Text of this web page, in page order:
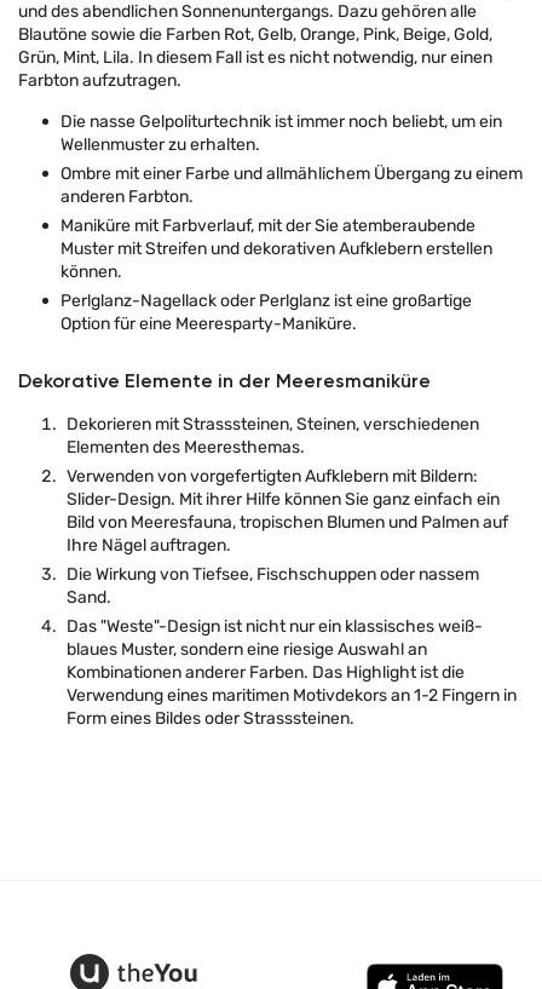
und des abendlichen Sonnenuntergangs. Dazu gehören alle
Blautöne sowie die Farben Rot, Gelb, Orange, Pink, Beige, Gold,
Grün, Mint, Lila. In diesem Fall ist es nicht notwendig, nur einen
Farbton aufzutragen.
Die nasse Gelpoliturtechnik ist immer noch beliebt, um ein
Wellenmuster zu erhalten.
Ombre mit einer Farbe und allmählichem Übergang zu einem
anderen Farbton.
Maniküre mit Farbverlauf, mit der Sie atemberaubende
Muster mit Streifen und dekorativen Aufklebern erstellen
können.
Perlglanz-Nagellack oder Perlglanz ist eine großartige
Option für eine Meeresparty-Maniküre.
Dekorative Elemente in der Meeresmaniküre
Dekorieren mit Strasssteinen, Steinen, verschiedenen
Elementen des Meeresthemas.
Verwenden von vorgefertigten Aufklebern mit Bildern:
Slider-Design. Mit ihrer Hilfe können Sie ganz einfach ein
Bild von Meeresfauna, tropischen Blumen und Palmen auf
Ihre Nägel auftragen.
Die Wirkung von Tiefsee, Fischschuppen oder nassem
Sand.
Das "Weste"-Design ist nicht nur ein klassisches weiß-
blaues Muster, sondern eine riesige Auswahl an
Kombinationen anderer Farben. Das Highlight ist die
Verwendung eines maritimen Motivdekors an 1-2 Fingern in
Form eines Bildes oder Strasssteinen.